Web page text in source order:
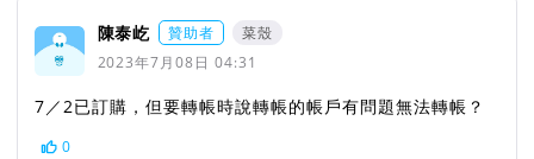
陳泰屹 贊助者
菜殼
2023年7月08日 04:31
7／2已訂購，但要轉帳時說轉帳的帳戶有問題無法轉帳？
0